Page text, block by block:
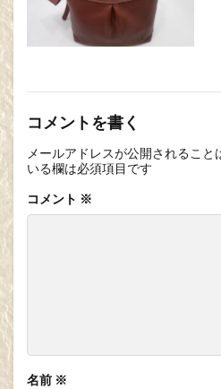
コメントを書く
メールアドレスが公開されること
いる欄は必須項目です
コメント ※
名前 ※